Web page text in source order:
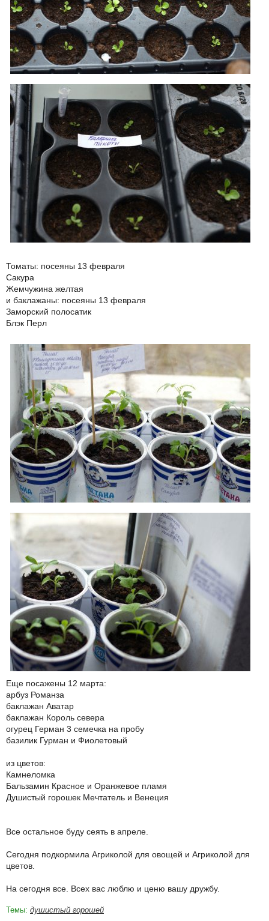
Томаты: посеяны 13 февраля
Сакура
Жемчужина желтая
и баклажаны: посеяны 13 февраля
Заморский полосатик
Блэк Перл
Еще посажены 12 марта:
арбуз Романза
баклажан Аватар
баклажан Король севера
огурец Герман 3 семечка на пробу
базилик Гурман и Фиолетовый
из цветов:
Камнеломка
Бальзамин Красное и Оранжевое пламя
Душистый горошек Мечтатель и Венеция
Все остальное буду сеять в апреле.
Сегодня подкормила Агриколой для овощей и Агриколой для
цветов.
На сегодня все. Всех вас люблю и ценю вашу дружбу.
Темы: душистый горошей